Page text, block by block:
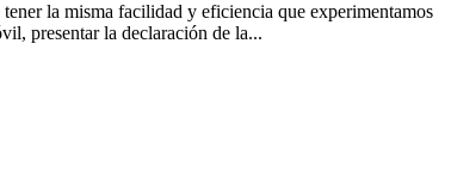
la misma facilidad y eficiencia que experimentamos
presentar la declaración de la...